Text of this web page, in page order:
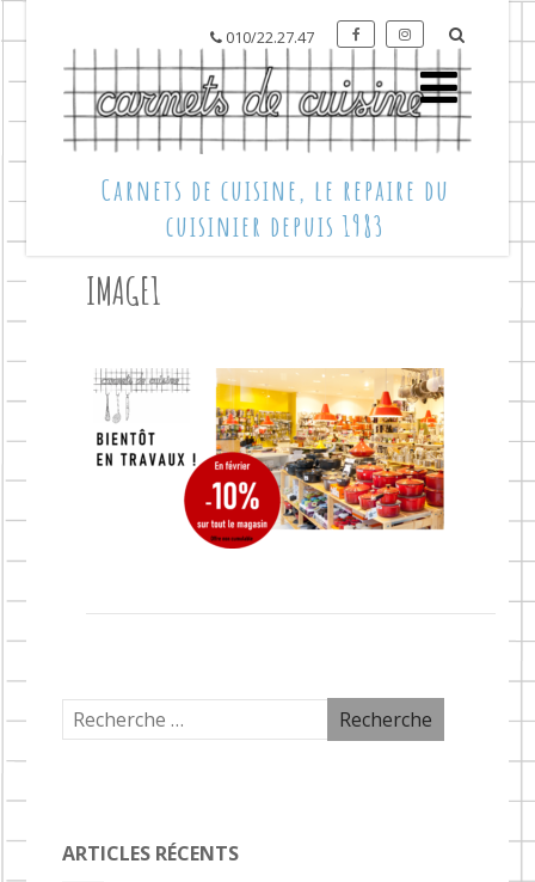
010/22.27.47
Carnets de cuisine, le repaire du
cuisinier depuis 1983
IMAGE1
ARTICLES RÉCENTS